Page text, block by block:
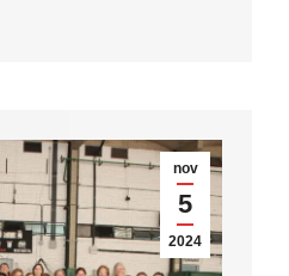
nov
5
2024